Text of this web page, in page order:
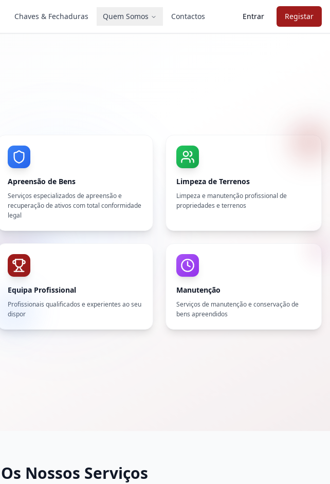
Chaves & Fechaduras Quem Somos Contactos Entrar Registar
Apreensão de Bens
Serviços especializados de apreensão e
recuperação de ativos com total conformidade
legal
Limpeza de Terrenos
Limpeza e manutenção profissional de
propriedades e terrenos
Equipa Profissional
Profissionais qualificados e experientes ao seu
dispor
Manutenção
Serviços de manutenção e conservação de
bens apreendidos
Os Nossos Serviços